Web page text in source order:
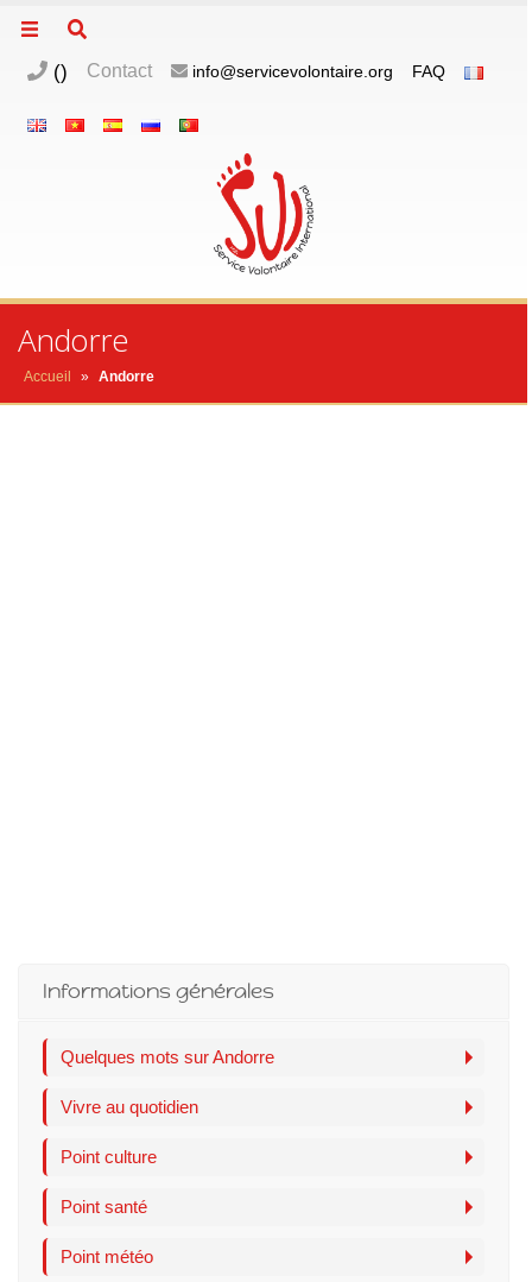
() Contact info@servicevolontaire.org FAQ
Andorre
Accueil » Andorre
Informations générales
Quelques mots sur Andorre
Vivre au quotidien
Point culture
Point santé
Point météo